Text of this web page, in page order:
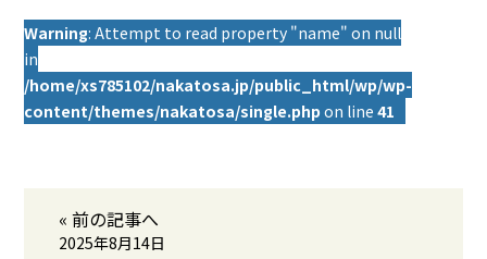
Warning: Attempt to read property "name" on null
in
/home/xs785102/nakatosa.jp/public_html/wp/wp-
content/themes/nakatosa/single.php on line41
« 前の記事へ
2025年8月14日